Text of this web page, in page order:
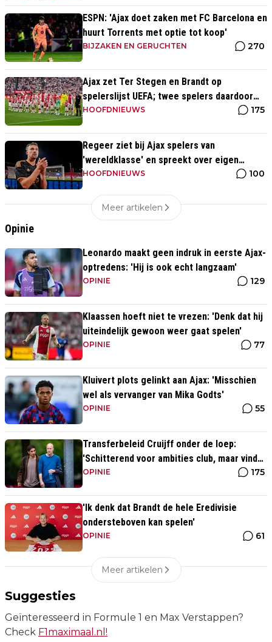
ESPN: 'Ajax doet zaken met FC Barcelona en
huurt Torrents met optie tot koop'
BIJZAKEN EN GERUCHTEN 270
Ajax zet Ter Stegen en Brandt op
spelerslijst UEFA; twee spelers daardoor
van de lijst
HOOFDNIEUWS 175
Regeer ziet bij Ajax spelers van
'wereldklasse' en spreekt over eigen
toekomst: 'Het wordt nog druk'
HOOFDNIEUWS 100
Meer artikelen
Opinie
Leonardo maakt geen indruk in eerste Ajax-
optredens: 'Hij is ook echt langzaam'
OPINIE 129
Klaassen hoeft niet te vrezen: 'Denk dat hij
uiteindelijk gewoon weer gaat spelen'
OPINIE 77
Kluivert plots gelinkt aan Ajax: 'Misschien
wel als vervanger van Mika Godts'
OPINIE 55
Transferbeleid Cruijff onder de loep:
'Schitterend voor ambities club, maar vind
het heel opvallend'
OPINIE 175
'Ik denk dat Brandt de hele Eredivisie
ondersteboven kan spelen'
OPINIE 61
Meer artikelen
Suggesties
Geïnteresseerd in Formule 1 en Max Verstappen?
Check F1maximaal.nl!